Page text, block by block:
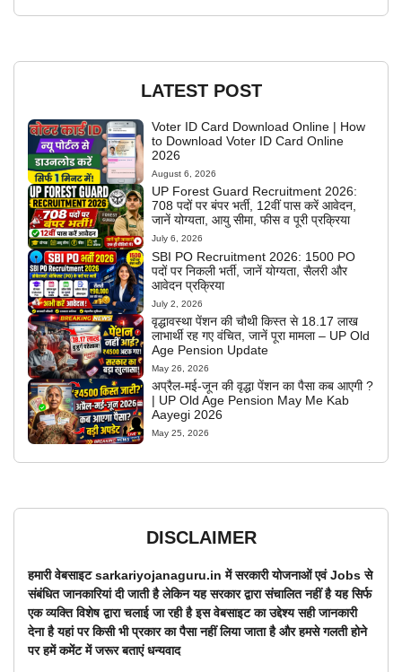
LATEST POST
Voter ID Card Download Online | How
to Download Voter ID Card Online
2026
August 6, 2026
UP Forest Guard Recruitment 2026:
708 पदों पर बंपर भर्ती, 12वीं पास करें आवेदन,
जानें योग्यता, आयु सीमा, फीस व पूरी प्रक्रिया
July 6, 2026
SBI PO Recruitment 2026: 1500 PO
पदों पर निकली भर्ती, जानें योग्यता, सैलरी और
आवेदन प्रक्रिया
July 2, 2026
वृद्धावस्था पेंशन की चौथी किस्त से 18.17 लाख
लाभार्थी रह गए वंचित, जानें पूरा मामला – UP Old
Age Pension Update
May 26, 2026
अप्रैल-मई-जून की वृद्धा पेंशन का पैसा कब आएगी ?
| UP Old Age Pension May Me Kab
Aayegi 2026
May 25, 2026
DISCLAIMER
हमारी वेबसाइट sarkariyojanaguru.in में सरकारी योजनाओं एवं Jobs से
संबंधित जानकारियां दी जाती है लेकिन यह सरकार द्वारा संचालित नहीं है यह सिर्फ
एक व्यक्ति विशेष द्वारा चलाई जा रही है इस वेबसाइट का उद्देश्य सही जानकारी
देना है यहां पर किसी भी प्रकार का पैसा नहीं लिया जाता है और हमसे गलती होने
पर हमें कमेंट में जरूर बताएं धन्यवाद